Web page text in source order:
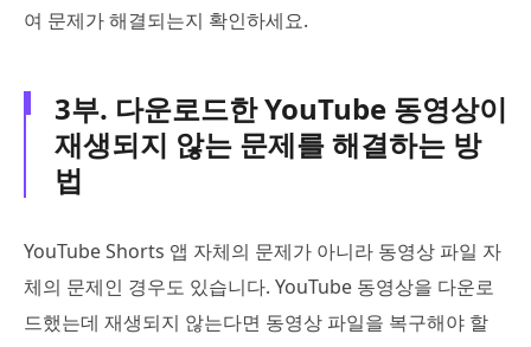
여 문제가 해결되는지 확인하세요.
3부. 다운로드한 YouTube 동영상이
재생되지 않는 문제를 해결하는 방
법
YouTube Shorts 앱 자체의 문제가 아니라 동영상 파일 자
체의 문제인 경우도 있습니다. YouTube 동영상을 다운로
드했는데 재생되지 않는다면 동영상 파일을 복구해야 할